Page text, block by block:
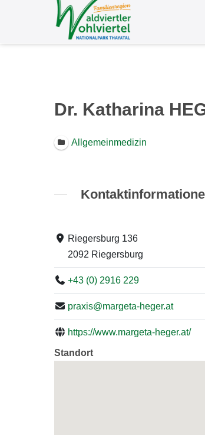
Dr. Katharina
Allgemeinmedizin
Riegersburg 136
2092 Riegersburg
+43 (0) 2916 229
praxis@margeta-heger.at
https://www.margeta-heger.at/
Standort